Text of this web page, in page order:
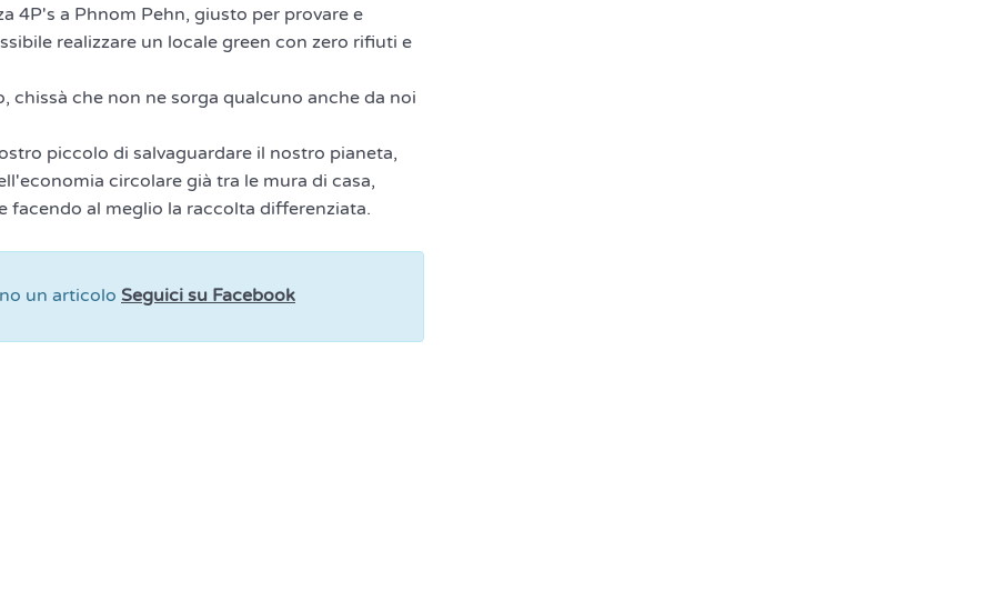
4P's a Phnom Pehn, giusto per provare e
realizzare un locale green con zero rifiuti e
chissà che non ne sorga qualcuno anche da noi
piccolo di salvaguardare il nostro pianeta,
circolare già tra le mura di casa,
facendo al meglio la raccolta differenziata.
un articolo Seguici su Facebook